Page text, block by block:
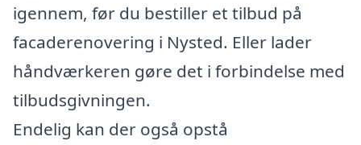
igennem, før du bestiller et tilbud på
facaderenovering i Nysted. Eller lader
håndværkeren gøre det i forbindelse med
tilbudsgivningen.
Endelig kan der også opstå